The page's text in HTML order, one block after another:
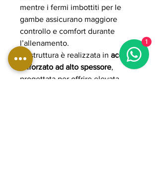
mentre i fermi imbottiti per le
gambe assicurano maggiore
controllo e comfort durante
l’allenamento.
La struttura è realizzata in acciaio
rinforzato ad alto spessore,
progettata per offrire elevata
1